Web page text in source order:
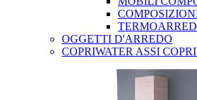
OGGETTI D'ARREDO
COPRIWATER ASSI